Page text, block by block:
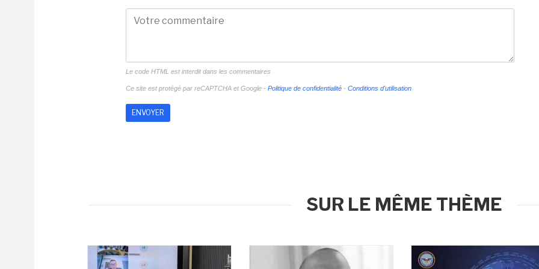
Le code HTML est interdit dans les commentaires
Ce site est protégé par reCAPTCHA et Google - Politique de confidentialité - Conditions d'utilisation
SUR LE MÊME THÈME